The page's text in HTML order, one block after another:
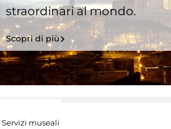
straordinari al mondo.
Scopri di più
Servizi museali